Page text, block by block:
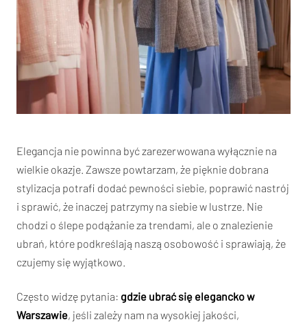
Elegancja nie powinna być zarezerwowana wyłącznie na
wielkie okazje. Zawsze powtarzam, że pięknie dobrana
stylizacja potrafi dodać pewności siebie, poprawić nastrój
i sprawić, że inaczej patrzymy na siebie w lustrze. Nie
chodzi o ślepe podążanie za trendami, ale o znalezienie
ubrań, które podkreślają naszą osobowość i sprawiają, że
czujemy się wyjątkowo.
Często widzę pytania: gdzie ubrać się elegancko w
Warszawie, jeśli zależy nam na wysokiej jakości,